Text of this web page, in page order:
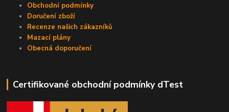
Obchodní podmínky
Doručení zboží
Recenze našich zákazníků
Mazací plány
Obecná doporučení
Certifikované obchodní podmínky dTest